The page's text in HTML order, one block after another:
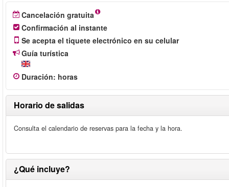
Cancelación gratuita
Confirmación al instante
Se acepta el tiquete electrónico en su celular
Guía turística
Duración: horas
Horario de salidas
Consulta el calendario de reservas para la fecha y la hora.
¿Qué incluye?